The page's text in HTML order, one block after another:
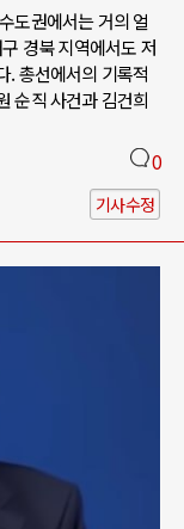
도권에서는 거의 얼
경북 지역에서도 저
. 총선에서의 기록적
순직 사건과 김건희
0
기사수정